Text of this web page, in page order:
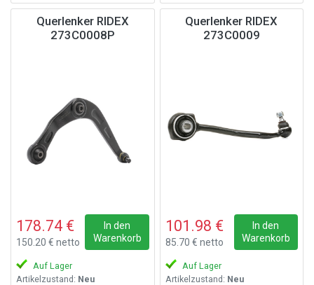
Querlenker RIDEX
273C0008P
178.74 €
150.20 € netto
In den
Warenkorb
Auf Lager
Artikelzustand: Neu
Querlenker RIDEX
273C0009
101.98 €
85.70 € netto
In den
Warenkorb
Auf Lager
Artikelzustand: Neu